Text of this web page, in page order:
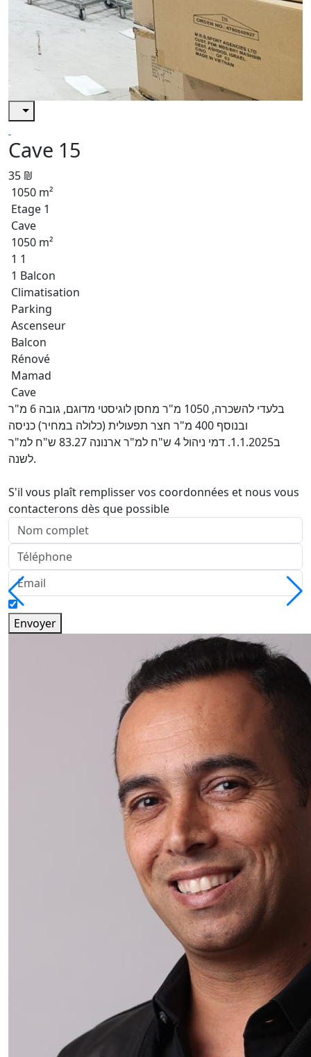
Cave 15
35 ₪
1050 m²
Etage 1
Cave
1050 m²
1 1
1 Balcon
Climatisation
Parking
Ascenseur
Balcon
Rénové
Mamad
Cave
בלעדי להשכרה, 1050 מ"ר מחסן לוגיסטי מדוגם, גובה 6 מ"ר
ובנוסף 400 מ"ר חצר תפעולית (כלולה במחיר) כניסה
ב1.1.2025. דמי ניהול 4 ש"ח למ"ר ארנונה 83.27 ש"ח למ"ר
לשנה.
S'il vous plaît remplisser vos coordonnées et nous vous
contacterons dès que possible
Envoyer